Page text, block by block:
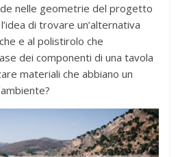
nelle geometrie del progetto
di trovare un’alternativa
e al polistirolo che
dei componenti di una tavola
materiali che abbiano un